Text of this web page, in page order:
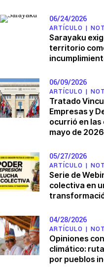
06/24/2026
ARTÍCULO |
Sarayaku
territorio
06/09/2026
ARTÍCULO |
Tratado
Empresas y
ocurrió en
mayo de
05/27/2026
ARTÍCULO |
Serie de
colectiva en
04/28/2026
ARTÍCULO |
Opiniones
climático:
por pueblos